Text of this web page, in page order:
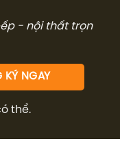
- nội thất trọn
thể.